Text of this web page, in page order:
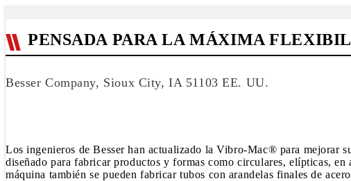
PENSADA PARA LA MÁXIMA
Besser Company, Sioux City, IA 51103 EE. UU.
Los ingenieros de Besser han actualizado la Vibro-Mac® para mejorar
diseñado para fabricar productos y formas como circulares, elípticas,
máquina también se pueden fabricar tubos con arandelas finales de